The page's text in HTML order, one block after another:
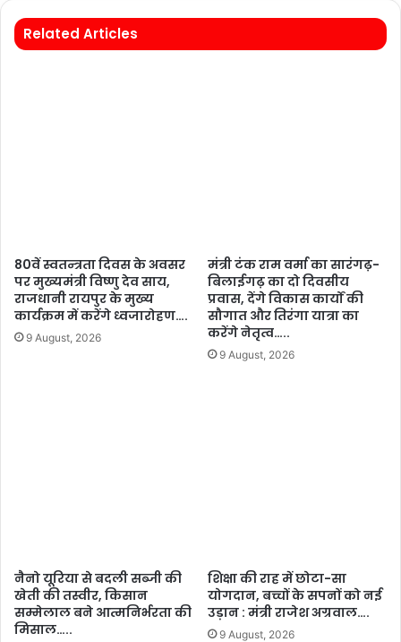
Related Articles
80वें स्वतन्त्रता दिवस के अवसर
पर मुख्यमंत्री विष्णु देव साय,
राजधानी रायपुर के मुख्य
कार्यक्रम में करेंगे ध्वजारोहण….
9 August, 2026
मंत्री टंक राम वर्मा का सारंगढ़-
बिलाईगढ़ का दो दिवसीय
प्रवास, देंगे विकास कार्यों की
सौगात और तिरंगा यात्रा का
करेंगे नेतृत्व…..
9 August, 2026
नैनो यूरिया से बदली सब्जी की
खेती की तस्वीर, किसान
सम्मेलाल बने आत्मनिर्भरता की
मिसाल…..
शिक्षा की राह में छोटा-सा
योगदान, बच्चों के सपनों को नई
उड़ान : मंत्री राजेश अग्रवाल….
9 August, 2026